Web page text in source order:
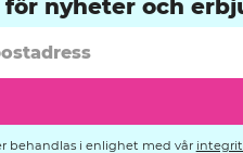
behandlas i enlighet med vår